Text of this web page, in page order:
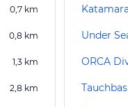
0,7 km
0,8 km
1,3 km
2,8 km
Under
ORCA